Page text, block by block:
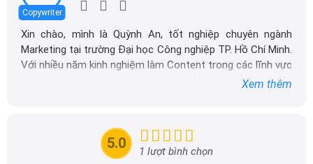
Copywriter
Xin chào, mình là Quỳnh An, tốt nghiệp chuyên ngành
Marketing tại trường Đại học Công nghiệp TP. Hồ Chí Minh.
Với nhiều năm kinh nghiệm làm Content trong các lĩnh vực
như nông nghiệp, công nghệ, mỹ phẩm cho đến giáo dục,
tập trung vào việc sản xuất các nội dung liên quan đến ô
tô, tận dụng chuyên môn và kinh nghiệm của bản thân để
mang đến những thông tin giá trị cho cộng đồng.
Xem thêm
5.0 1 lượt bình chọn